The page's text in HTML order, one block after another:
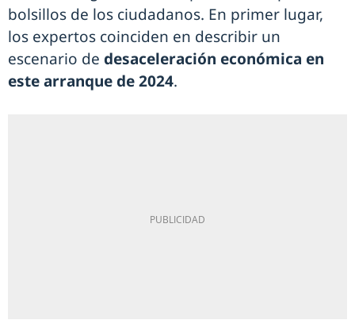
bolsillos de los ciudadanos. En primer lugar,
los expertos coinciden en describir un
escenario de desaceleración económica en
este arranque de 2024.